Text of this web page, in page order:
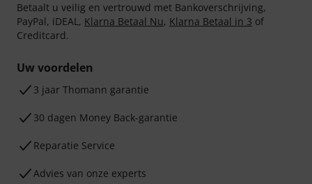
Betaalt u veilig en vertrouwd met Bankoverschrijving,
PayPal, iDEAL, Klarna Betaal Nu, Klarna Betaal in 3 of
Creditcard.
Uw voordelen
3 jaar Thomann garantie
30 dagen Money Back-garantie
Reparatie Service
Advies van onze experts